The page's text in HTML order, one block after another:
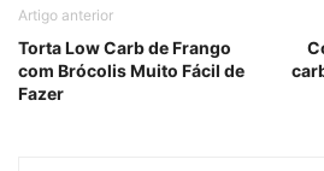
Artigo anterior
Torta Low Carb de Frango
com Brócolis Muito Fácil de
Fazer